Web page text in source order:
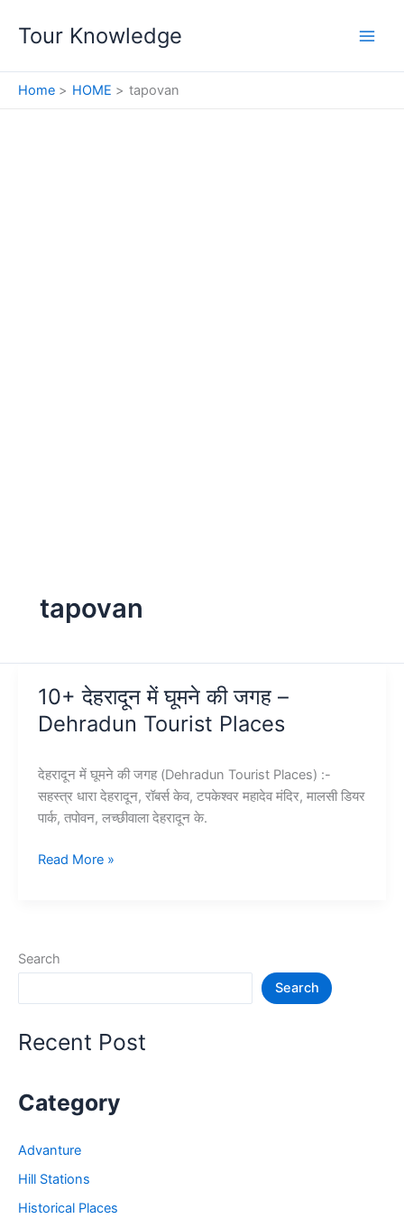
Tour Knowledge
Home HOME tapovan
tapovan
10+ देहरादून में घूमने की जगह –
Dehradun Tourist Places
देहरादून में घूमने की जगह (Dehradun Tourist Places) :-
सहस्त्र धारा देहरादून, रॉबर्स केव, टपकेश्वर महादेव मंदिर, मालसी डियर
पार्क, तपोवन, लच्छीवाला देहरादून के.
10+
जगह
Places
Read More »
Search
Search
Recent Post
Category
Advanture
Hill Stations
Historical Places